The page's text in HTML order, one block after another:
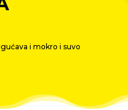
i mokro i suvo